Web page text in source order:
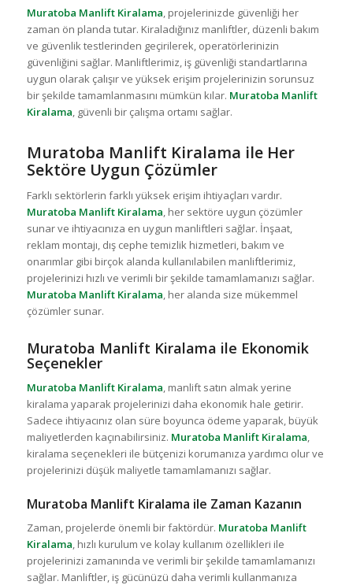
Muratoba Manlift Kiralama, projelerinizde güvenliği her
zaman ön planda tutar. Kiraladığınız manliftler, düzenli bakım
ve güvenlik testlerinden geçirilerek, operatörlerinizin
güvenliğini sağlar. Manliftlerimiz, iş güvenliği standartlarına
uygun olarak çalışır ve yüksek erişim projelerinizin sorunsuz
bir şekilde tamamlanmasını mümkün kılar. Muratoba Manlift
Kiralama, güvenli bir çalışma ortamı sağlar.
Muratoba Manlift Kiralama ile Her
Sektöre Uygun Çözümler
Farklı sektörlerin farklı yüksek erişim ihtiyaçları vardır.
Muratoba Manlift Kiralama, her sektöre uygun çözümler
sunar ve ihtiyacınıza en uygun manliftleri sağlar. İnşaat,
reklam montajı, dış cephe temizlik hizmetleri, bakım ve
onarımlar gibi birçok alanda kullanılabilen manliftlerimiz,
projelerinizi hızlı ve verimli bir şekilde tamamlamanızı sağlar.
Muratoba Manlift Kiralama, her alanda size mükemmel
çözümler sunar.
Muratoba Manlift Kiralama ile Ekonomik
Seçenekler
Muratoba Manlift Kiralama, manlift satın almak yerine
kiralama yaparak projelerinizi daha ekonomik hale getirir.
Sadece ihtiyacınız olan süre boyunca ödeme yaparak, büyük
maliyetlerden kaçınabilirsiniz. Muratoba Manlift Kiralama,
kiralama seçenekleri ile bütçenizi korumanıza yardımcı olur ve
projelerinizi düşük maliyetle tamamlamanızı sağlar.
Muratoba Manlift Kiralama ile Zaman Kazanın
Zaman, projelerde önemli bir faktördür. Muratoba Manlift
Kiralama, hızlı kurulum ve kolay kullanım özellikleri ile
projelerinizi zamanında ve verimli bir şekilde tamamlamanızı
sağlar. Manliftler, iş gücünüzü daha verimli kullanmanıza